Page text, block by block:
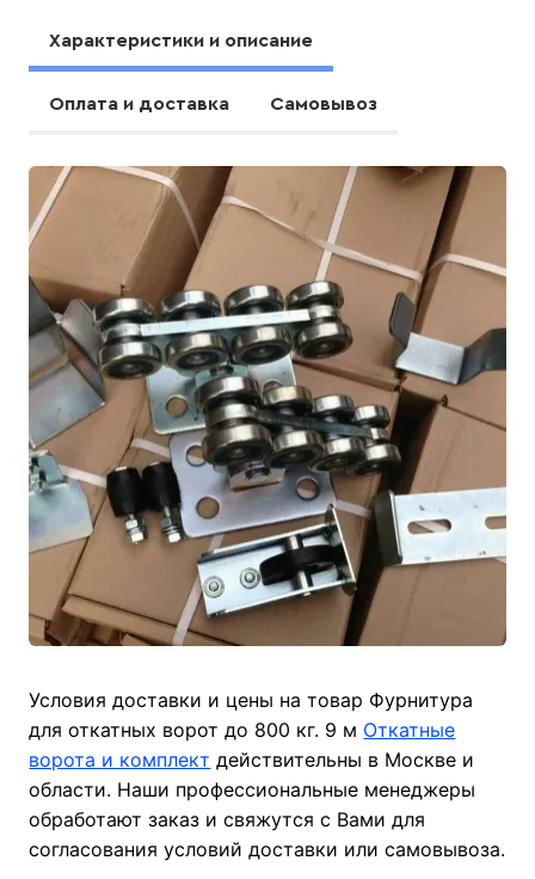
Характеристики и описание
Оплата и доставка Самовывоз
Условия доставки и цены на товар Фурнитура
для откатных ворот до 800 кг. 9 м Откатные
ворота и комплект действительны в Москве и
области. Наши профессиональные менеджеры
обработают заказ и свяжутся с Вами для
согласования условий доставки или самовывоза.